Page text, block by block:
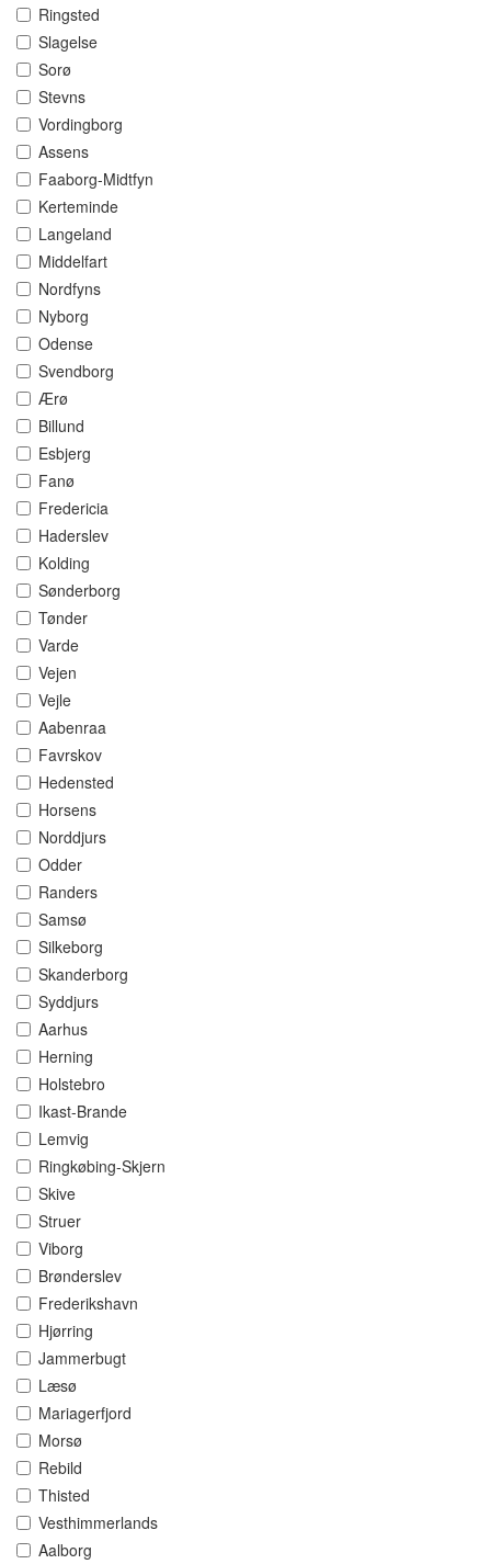
Ringsted
Slagelse
Sorø
Stevns
Vordingborg
Assens
Faaborg-Midtfyn
Kerteminde
Langeland
Middelfart
Nordfyns
Nyborg
Odense
Svendborg
Ærø
Billund
Esbjerg
Fanø
Fredericia
Haderslev
Kolding
Sønderborg
Tønder
Varde
Vejen
Vejle
Aabenraa
Favrskov
Hedensted
Horsens
Norddjurs
Odder
Randers
Samsø
Silkeborg
Skanderborg
Syddjurs
Aarhus
Herning
Holstebro
Ikast-Brande
Lemvig
Ringkøbing-Skjern
Skive
Struer
Viborg
Brønderslev
Frederikshavn
Hjørring
Jammerbugt
Læsø
Mariagerfjord
Morsø
Rebild
Thisted
Vesthimmerlands
Aalborg